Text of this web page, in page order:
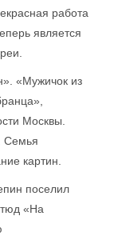
работа
является
«Мужичок из
Москвы.
Семья
картин.
поселил
«На